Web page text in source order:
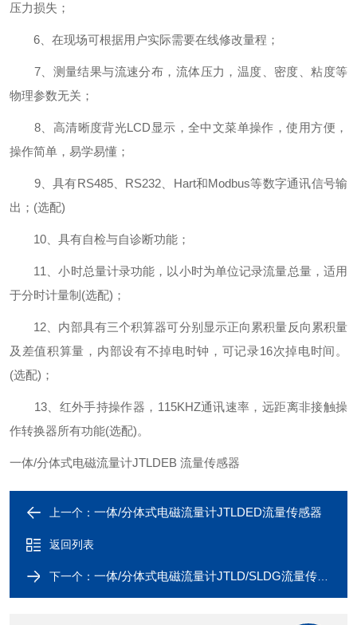
压力损失；
6、在现场可根据用户实际需要在线修改量程；
7、测量结果与流速分布，流体压力，温度、密度、粘度等
物理参数无关；
8、高清晰度背光LCD显示，全中文菜单操作，使用方便，
操作简单，易学易懂；
9、具有RS485、RS232、Hart和Modbus等数字通讯信号输
出；(选配)
10、具有自检与自诊断功能；
11、小时总量计录功能，以小时为单位记录流量总量，适用
于分时计量制(选配)；
12、内部具有三个积算器可分别显示正向累积量反向累积量
及差值积算量，内部设有不掉电时钟，可记录16次掉电时间。
(选配)；
13、红外手持操作器，115KHZ通讯速率，远距离非接触操
作转换器所有功能(选配)。
一体/分体式电磁流量计JTLDEB 流量传感器
上一个： 一体/分体式电磁流量计JTLDED流量传感器
返回列表
下一个： 一体/分体式电磁流量计JTLD/SLDG流量传感器